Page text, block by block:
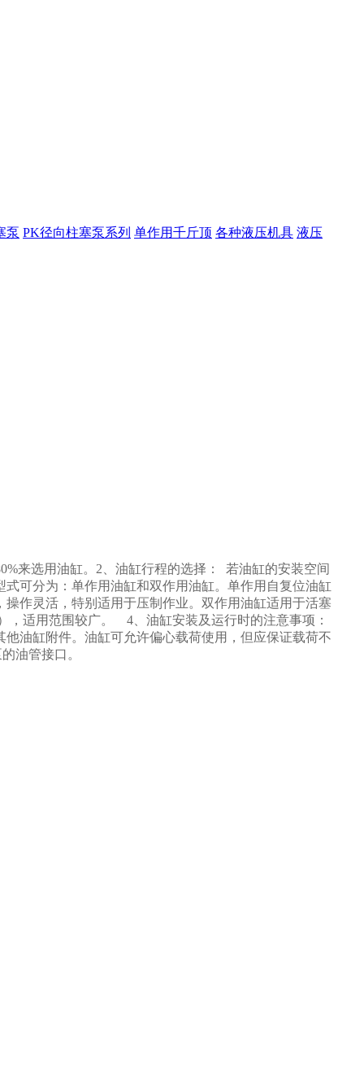
泵 PK径向柱塞泵系列 单作用千斤顶 各种液压机具 液压
来选用油缸。2、油缸行程的选择： 若油缸的安装空间
可分为：单作用油缸和双作用油缸。单作用自复位油缸
作灵活，特别适用于压制作业。双作用油缸适用于活塞
，适用范围较广。 4、油缸安装及运行时的注意事项：
油缸附件。油缸可允许偏心载荷使用，但应保证载荷不
油管接口。